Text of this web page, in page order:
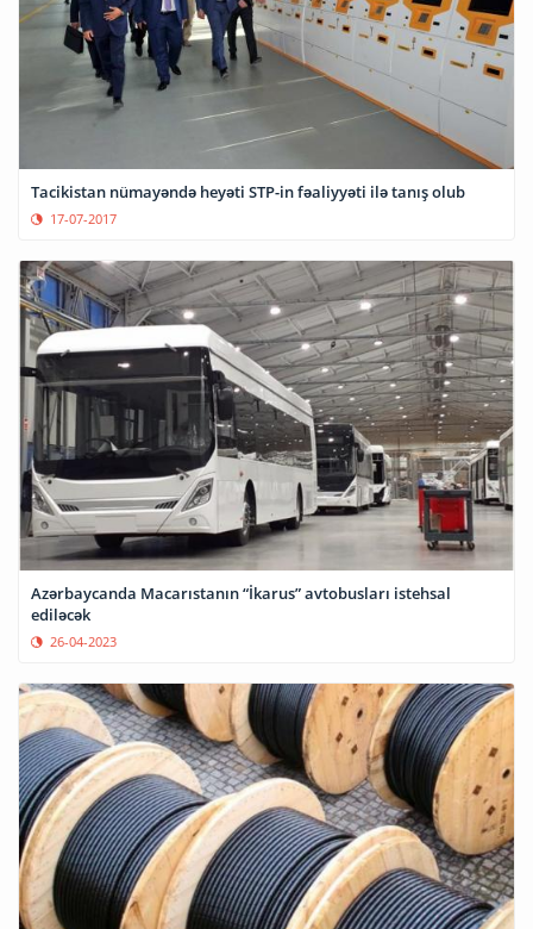
Tacikistan nümayəndə heyəti STP-in fəaliyyəti ilə tanış olub
17-07-2017
Azərbaycanda Macarıstanın “İkarus” avtobusları istehsal
ediləcək
26-04-2023